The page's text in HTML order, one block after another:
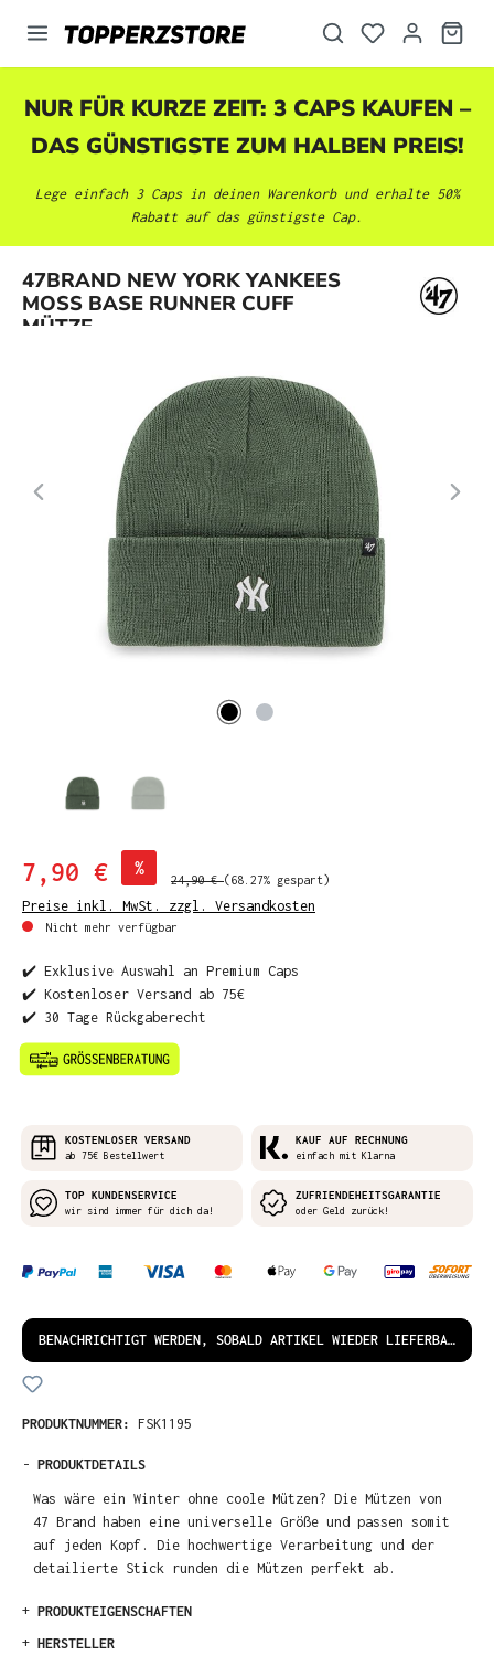
springen
NUR FÜR KURZE ZEIT: 3 CAPS KAUFEN –
DAS GÜNSTIGSTE ZUM HALBEN PREIS!
Lege einfach 3 Caps in deinen Warenkorb und erhalte 50%
Rabatt auf das günstigste Cap.
47BRAND NEW YORK YANKEES
MOSS BASE RUNNER CUFF
MÜTZE
7,90 € %
24,90 €(68.27% gespart)
Preise inkl. MwSt. zzgl. Versandkosten
Nicht mehr verfügbar
✔️ Exklusive Auswahl an Premium Caps
✔️ Kostenloser Versand ab 75€
✔️ 30 Tage Rückgaberecht
KOSTENLOSER VERSAND
ab 75€ Bestellwert
KAUF AUF RECHNUNG
einfach mit Klarna
TOP KUNDENSERVICE
wir sind immer für dich da!
ZUFRIENDEHEITSGARANTIE
oder Geld zurück!
BENACHRICHTIGT WERDEN, SOBALD ARTIKEL WIEDER LIEFERBAR IST!
PRODUKTNUMMER: FSK1195
- PRODUKTDETAILS
Was wäre ein Winter ohne coole Mützen? Die Mützen von
47 Brand haben eine universelle Größe und passen somit
auf jeden Kopf. Die hochwertige Verarbeitung und der
detailierte Stick runden die Mützen perfekt ab.
+ PRODUKTEIGENSCHAFTEN
+ HERSTELLER